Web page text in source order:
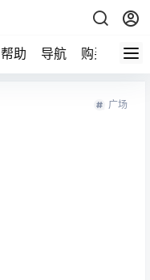
帮助 导航 购买
广场